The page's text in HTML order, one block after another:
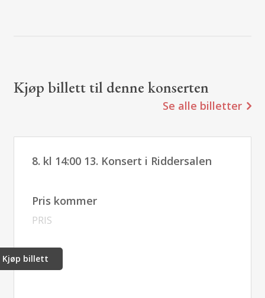
Kjøp billett til denne konserten
Se alle billetter
8. kl 14:00 13. Konsert i Riddersalen
Pris kommer
PRIS
Kjøp billett